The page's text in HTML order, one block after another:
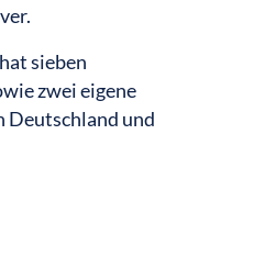
sieben
zwei eigene
und